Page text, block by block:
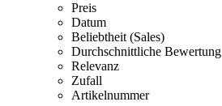
Preis
Datum
Beliebtheit (Sales)
Durchschnittliche Bewertung
Relevanz
Zufall
Artikelnummer